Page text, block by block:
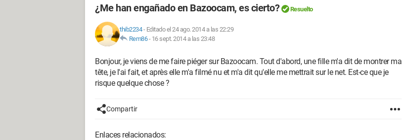
¿Me han engañado en Bazoocam, es cierto? Resuelto
thib2234- Editado el 24 ago. 2014 a las 22:29
Rem86- 16 sept. 2014 a las 23:48
Bonjour, je viens de me faire piéger sur Bazoocam. Tout d'abord, une fille m'a dit de montrer ma
tête, je l'ai fait, et après elle m'a filmé nu et m'a dit qu'elle me mettrait sur le net. Est-ce que je
risque quelque chose ?
Compartir
Enlaces relacionados: